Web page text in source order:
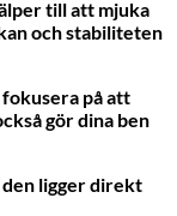
till att mjuka
och stabiliteten
på att
gör dina ben
ligger direkt